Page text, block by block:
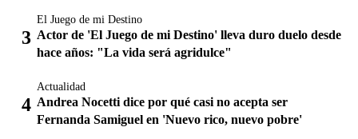
El Juego de mi Destino
Actor de 'El Juego de mi Destino' lleva duro duelo desde
hace años: "La vida será agridulce"
Actualidad
Andrea Nocetti dice por qué casi no acepta ser
Fernanda Samiguel en 'Nuevo rico, nuevo pobre'